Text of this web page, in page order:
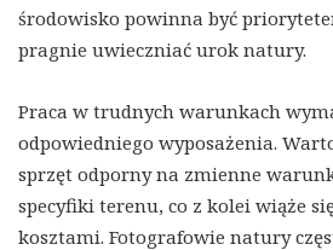
środowisko powinna być
pragnie uwieczniać urok natury.
Praca w trudnych warunkach
odpowiedniego wyposażenia.
sprzęt odporny na zmienne
specyfiki terenu, co z kolei wiąże
kosztami. Fotografowie natury